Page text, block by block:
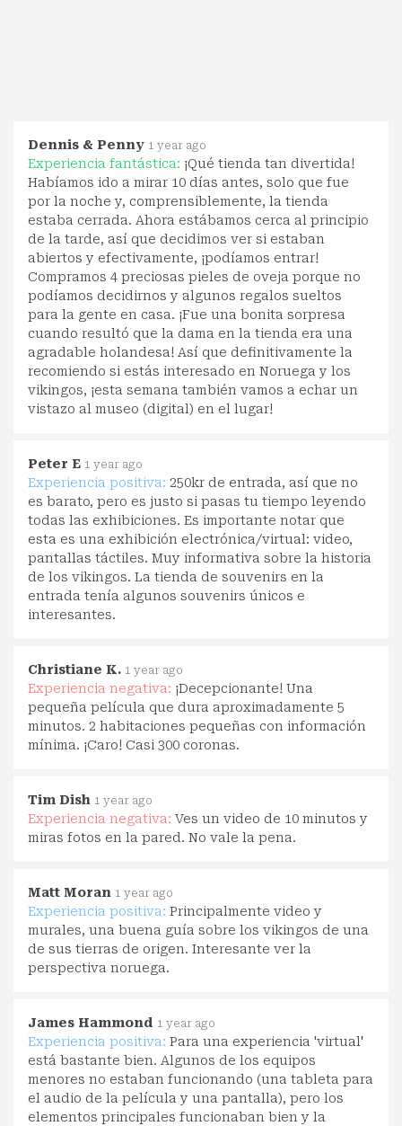
Dennis & Penny 1 year ago
Experiencia fantástica: ¡Qué tienda tan divertida!
Habíamos ido a mirar 10 días antes, solo que fue
por la noche y, comprensiblemente, la tienda
estaba cerrada. Ahora estábamos cerca al principio
de la tarde, así que decidimos ver si estaban
abiertos y efectivamente, ¡podíamos entrar!
Compramos 4 preciosas pieles de oveja porque no
podíamos decidirnos y algunos regalos sueltos
para la gente en casa. ¡Fue una bonita sorpresa
cuando resultó que la dama en la tienda era una
agradable holandesa! Así que definitivamente la
recomiendo si estás interesado en Noruega y los
vikingos, ¡esta semana también vamos a echar un
vistazo al museo (digital) en el lugar!
Peter E 1 year ago
Experiencia positiva: 250kr de entrada, así que no
es barato, pero es justo si pasas tu tiempo leyendo
todas las exhibiciones. Es importante notar que
esta es una exhibición electrónica/virtual: video,
pantallas táctiles. Muy informativa sobre la historia
de los vikingos. La tienda de souvenirs en la
entrada tenía algunos souvenirs únicos e
interesantes.
Christiane K. 1 year ago
Experiencia negativa: ¡Decepcionante! Una
pequeña película que dura aproximadamente 5
minutos. 2 habitaciones pequeñas con información
mínima. ¡Caro! Casi 300 coronas.
Tim Dish 1 year ago
Experiencia negativa: Ves un video de 10 minutos y
miras fotos en la pared. No vale la pena.
Matt Moran 1 year ago
Experiencia positiva: Principalmente video y
murales, una buena guía sobre los vikingos de una
de sus tierras de origen. Interesante ver la
perspectiva noruega.
James Hammond 1 year ago
Experiencia positiva: Para una experiencia 'virtual'
está bastante bien. Algunos de los equipos
menores no estaban funcionando (una tableta para
el audio de la película y una pantalla), pero los
elementos principales funcionaban bien y la